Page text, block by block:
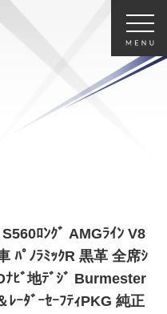
ﾛﾝｸﾞ AMGﾗｲﾝ V8
ﾊﾟﾉﾗﾐｯｸR 黒革 全席ｼ
ﾅﾋﾞ地ﾃﾞｼﾞ Burmester
ﾚｰﾀﾞｰｾｰﾌﾃｨPKG 純正